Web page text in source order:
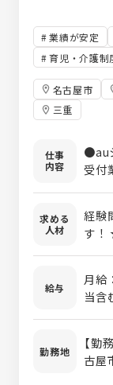
業績が安定
育児・介護制
名古屋市
三重
仕事
内容
●au
受付
す。
務経
ドコ
され
求める
人材
経験
す！ ★こんな方にピッタリ！ ◎人と接する
まな
チー
「接
で行
でサ
を
給与
月給
当含
無に
労働
勤務地
【勤
古屋